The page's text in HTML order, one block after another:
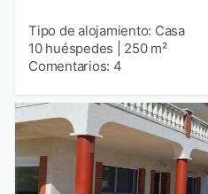
Tipo de alojamiento: Casa
10 huéspedes
250 m²
Comentarios: 4